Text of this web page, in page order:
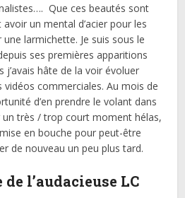
Que ces beautés sont
un mental d’acier pour les
larmichette. Je suis sous le
ses premières apparitions
j’avais hâte de la voir évoluer
commerciales. Au mois de
d’en prendre le volant dans
un très / trop court moment hélas,
en bouche pour peut-être
de nouveau un peu plus tard.
l’audacieuse LC